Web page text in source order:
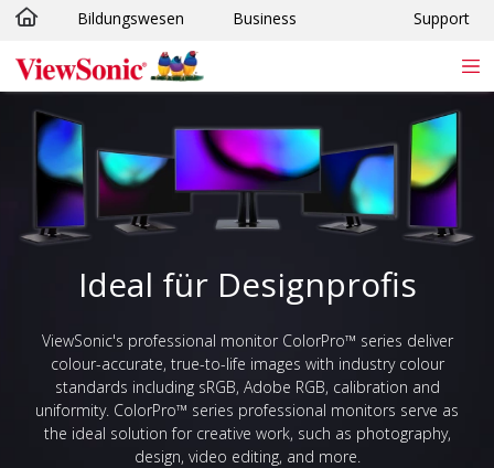
Skip to main content
Bildungswesen Business Support
Ideal für Designprofis
ViewSonic's professional monitor ColorPro™ series deliver
colour-accurate, true-to-life images with industry colour
standards including sRGB, Adobe RGB, calibration and
uniformity. ColorPro™ series professional monitors serve as
the ideal solution for creative work, such as photography,
design, video editing, and more.